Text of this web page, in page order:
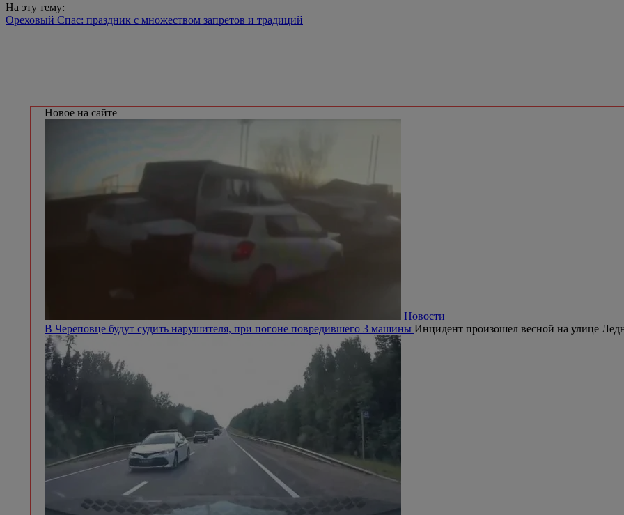
На эту тему:
Ореховый Спас: праздник с множеством запретов и традиций
Новое на сайте
Новости
В Череповце будут судить нарушителя, при погоне повредившего 3 машины Инцидент произошел весной на улице